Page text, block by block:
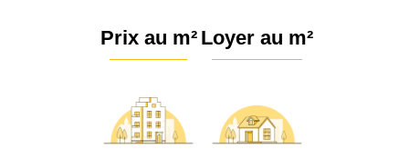
Prix au m² Loyer au m²